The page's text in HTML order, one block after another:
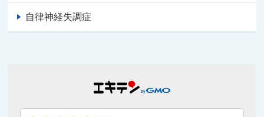
自律神経失調症